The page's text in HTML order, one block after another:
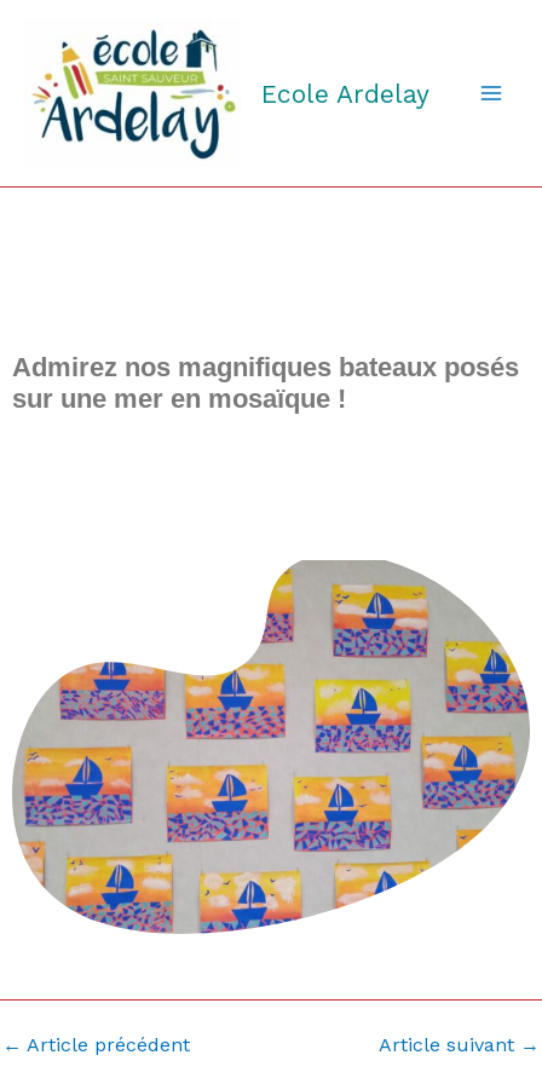
contenu
Ecole Ardelay
Admirez nos magnifiques bateaux posés
sur une mer en mosaïque !
← Article précédent Article suivant →